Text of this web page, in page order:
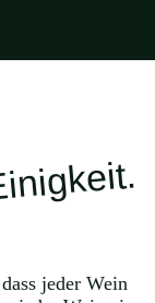
jeder Wein